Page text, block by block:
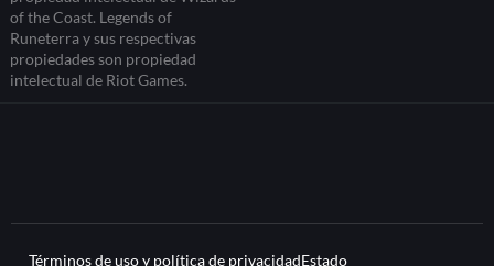
of the Coast. Legends of
Runeterra y sus respectivas
propiedades son propiedad
intelectual de Riot Games.
Términos de uso y política de privacidadEstado